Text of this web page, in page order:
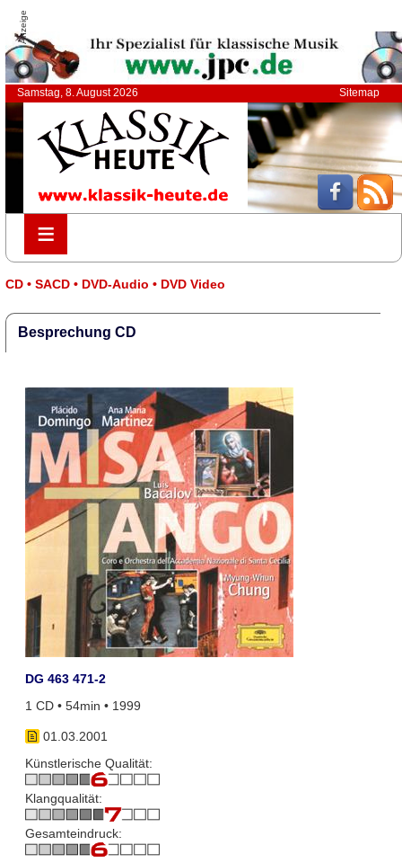
Anzeige
Samstag, 8. August 2026 Sitemap
≡
≡
CD • SACD • DVD-Audio • DVD Video
Besprechung CD
DG 463 471-2
1 CD • 54min • 1999
01.03.2001
Künstlerische Qualität:
Klangqualität:
Gesamteindruck: